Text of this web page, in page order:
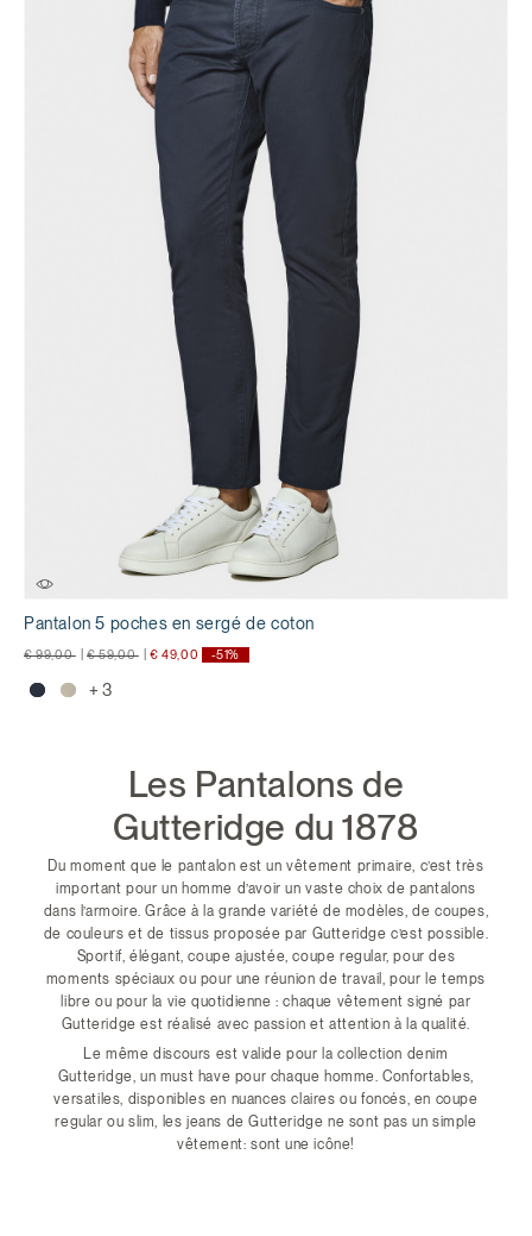
Pantalon 5 poches en sergé de coton
Prix réduit de
€ 99,00à Prix réduit de
€ 59,00à € 49,00 -51%
+ 3
Les Pantalons de
Gutteridge du 1878
Du moment que le pantalon est un vêtement primaire, c’est très
important pour un homme d’avoir un vaste choix de pantalons
dans l’armoire. Grâce à la grande variété de modèles, de coupes,
de couleurs et de tissus proposée par Gutteridge c’est possible.
Sportif, élégant, coupe ajustée, coupe regular, pour des
moments spéciaux ou pour une réunion de travail, pour le temps
libre ou pour la vie quotidienne : chaque vêtement signé par
Gutteridge est réalisé avec passion et attention à la qualité.
Le même discours est valide pour la collection denim
Gutteridge, un must have pour chaque homme. Confortables,
versatiles, disponibles en nuances claires ou foncés, en coupe
regular ou slim, les jeans de Gutteridge ne sont pas un simple
vêtement: sont une icône!